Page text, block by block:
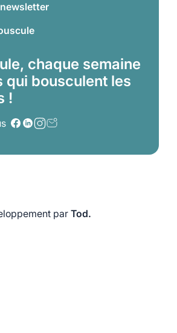
newsletter
chaque semaine
qui bousculent les
!
par Tod.